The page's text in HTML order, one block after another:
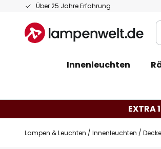
Über 25 Jahre Erfahrung
Zum
springen
Innenleuchten
EXTRA
Lampen & Leuchten Innenleuchten